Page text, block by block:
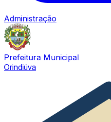
Administração
Prefeitura Municipal
Orindiúva